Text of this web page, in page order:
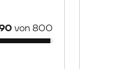
von 800